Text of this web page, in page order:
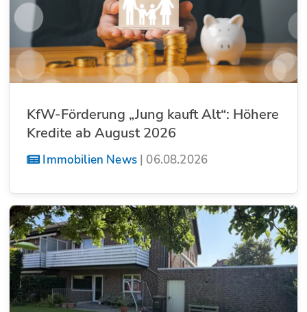
KfW-Förderung „Jung kauft Alt“: Höhere
Kredite ab August 2026
Immobilien News| 06.08.2026